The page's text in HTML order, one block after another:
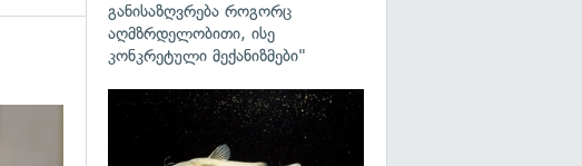
განისაზღვრება როგორც
აღმზრდელობითი, ისე
კონკრეტული მექანიზმები"